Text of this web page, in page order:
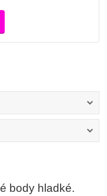
body hladké.